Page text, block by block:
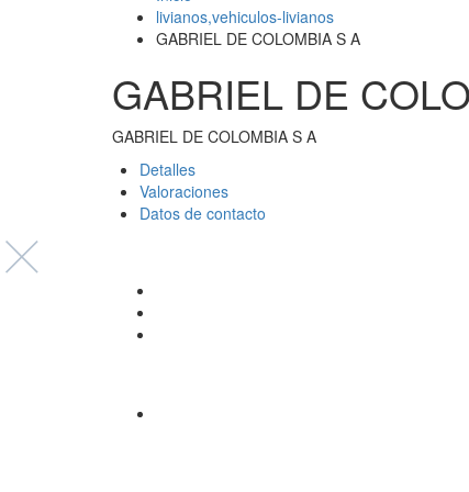
livianos,vehiculos-livianos
GABRIEL DE COLOMBIA S A
GABRIEL DE
GABRIEL DE COLOMBIA S A
Detalles
Valoraciones
Datos de contacto